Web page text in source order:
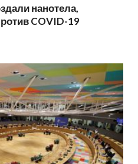
нанотела,
COVID-19